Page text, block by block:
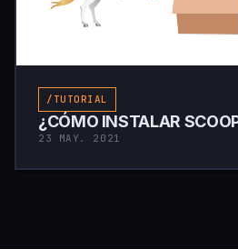
/TUTORIAL
¿CÓMO INSTALAR
23 MAY. 2021